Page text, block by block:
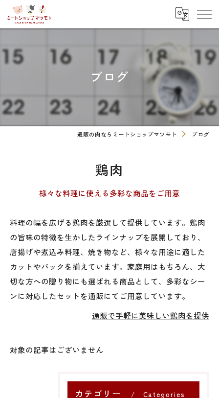
ブログ
通販の肉ならミートショップマツモト ブログ
鶏肉
様々な料理に使える多彩な商品をご用意
料理の幅を広げる鶏肉を厳選して提供しています。鶏肉
の旨味の特徴を生かしたラインナップを展開しており、
唐揚げや煮込み料理、焼き物など、様々な用途に適した
カットやパックを揃えています。家庭用はもちろん、大
切な方への贈り物にも選ばれる商品として、多彩なシー
ンに対応したセットを通販にてご用意しています。
通販で手軽に美味しい鶏肉を提供
対象の記事はございません
カテゴリー Categories